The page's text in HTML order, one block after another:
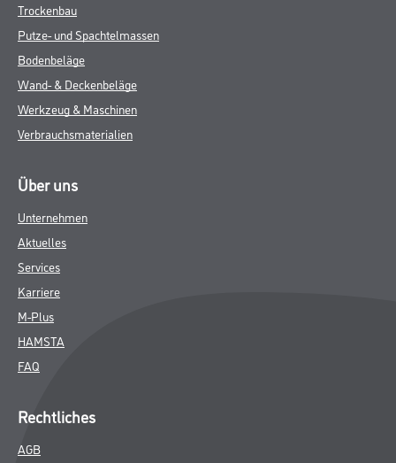
Trockenbau
Putze- und Spachtelmassen
Bodenbeläge
Wand- & Deckenbeläge
Werkzeug & Maschinen
Verbrauchsmaterialien
Über uns
Unternehmen
Aktuelles
Services
Karriere
M-Plus
HAMSTA
FAQ
Rechtliches
AGB